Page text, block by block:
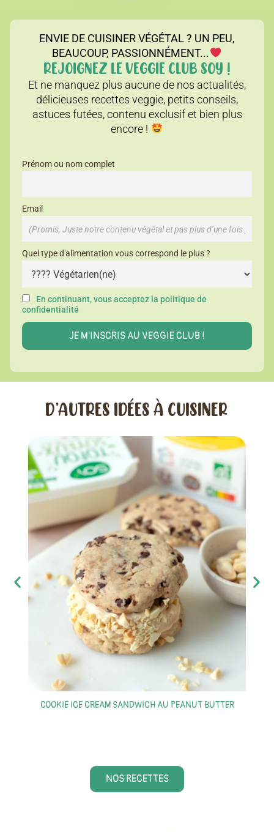
ENVIE DE CUISINER VÉGÉTAL ? UN PEU,
BEAUCOUP, PASSIONNÉMENT...
REJOIGNEZ LE VEGGIE CLUB SOY !
Et ne manquez plus aucune de nos actualités,
délicieuses recettes veggie, petits conseils,
astuces futées, contenu exclusif et bien plus
encore !
Prénom ou nom complet
Email
Quel type d'alimentation vous correspond le plus ?
En continuant, vous acceptez la politique de
confidentialité
D’AUTRES IDÉES À CUISINER
COOKIE ICE CREAM SANDWICH AU PEANUT BUTTER
NOS RECETTES